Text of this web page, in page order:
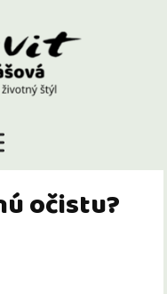
očistu?